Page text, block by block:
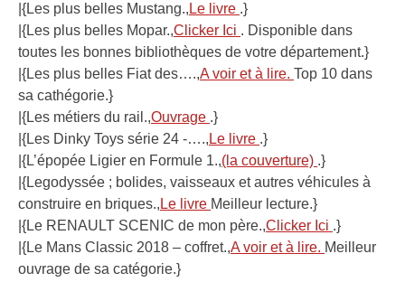
|{Les plus belles Mustang., Le livre .}
|{Les plus belles Mopar.,Clicker Ici . Disponible dans
toutes les bonnes bibliothèques de votre département.}
|{Les plus belles Fiat des….,A voir et à lire. Top 10 dans
sa cathégorie.}
|{Les métiers du rail.,Ouvrage .}
|{Les Dinky Toys série 24 -…., Le livre .}
|{L’épopée Ligier en Formule 1.,(la couverture) .}
|{Legodyssée ; bolides, vaisseaux et autres véhicules à
construire en briques., Le livre Meilleur lecture.}
|{Le RENAULT SCENIC de mon père.,Clicker Ici .}
|{Le Mans Classic 2018 – coffret.,A voir et à lire. Meilleur
ouvrage de sa catégorie.}